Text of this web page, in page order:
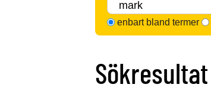
enbart bland termer
Sökresultat